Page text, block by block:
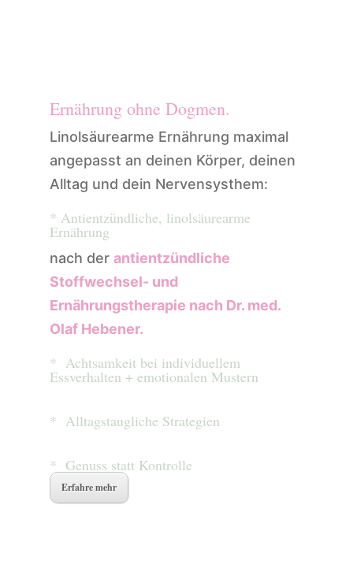
Ernährung ohne Dogmen.
Linolsäurearme Ernährung maximal
angepasst an deinen Körper, deinen
Alltag und dein Nervensysthem:
* Antientzündliche, linolsäurearme
Ernährung
nach der antientzündliche
Stoffwechsel- und
Ernährungstherapie nach Dr. med.
Olaf Hebener.
* Achtsamkeit bei individuellem
Essverhalten + emotionalen Mustern
* Alltagstaugliche Strategien
* Genuss statt Kontrolle
Erfahre mehr